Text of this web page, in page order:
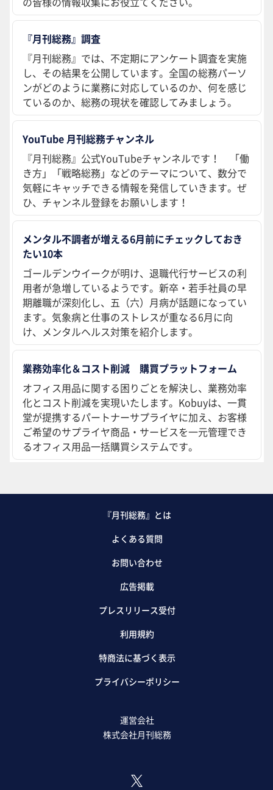
『月刊総務』調査
『月刊総務』では、不定期にアンケート調査を実施
し、その結果を公開しています。全国の総務パーソ
ンがどのように業務に対応しているのか、何を感じ
ているのか、総務の現状を確認してみましょう。
YouTube 月刊総務チャンネル
『月刊総務』公式YouTubeチャンネルです！ 「働
き方」「戦略総務」などのテーマについて、数分で
気軽にキャッチできる情報を発信していきます。ぜ
ひ、チャンネル登録をお願いします！
メンタル不調者が増える6月前にチェックしておき
たい10本
ゴールデンウイークが明け、退職代行サービスの利
用者が急増しているようです。新卒・若手社員の早
期離職が深刻化し、五（六）月病が話題になってい
ます。気象病と仕事のストレスが重なる6月に向
け、メンタルヘルス対策を紹介します。
業務効率化＆コスト削減 購買プラットフォーム
オフィス用品に関する困りごとを解決し、業務効率
化とコスト削減を実現いたします。Kobuyは、一貫
堂が提携するパートナーサプライヤに加え、お客様
ご希望のサプライヤ商品・サービスを一元管理でき
るオフィス用品一括購買システムです。
『月刊総務』とは
よくある質問
お問い合わせ
広告掲載
プレスリリース受付
利用規約
特商法に基づく表示
プライバシーポリシー
運営会社
株式会社月刊総務